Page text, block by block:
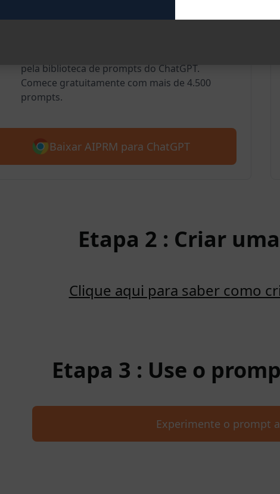
pela biblioteca de prompts do ChatGPT.
Comece gratuitamente com mais de 4.500
prompts.
Baixar AIPRM para ChatGPT
Etapa 2 : Criar
Clique aqui para saber como
Etapa 3 : Use o
Experimente o prompt